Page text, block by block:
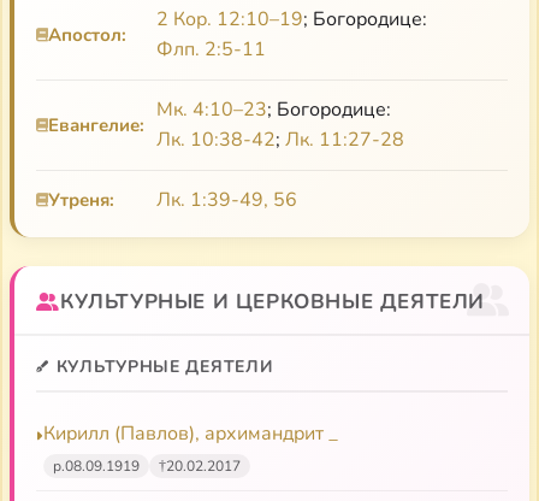
Апостол:
2 Кор. 12:10–19; Богородице:
Флп. 2:5-11
Евангелие:
Мк. 4:10–23; Богородице:
Лк. 10:38-42; Лк. 11:27-28
Утреня: Лк. 1:39-49, 56
КУЛЬТУРНЫЕ И ЦЕРКОВНЫЕ ДЕЯТЕЛИ
КУЛЬТУРНЫЕ ДЕЯТЕЛИ
Кирилл (Павлов), архимандрит _
р.08.09.1919 †20.02.2017